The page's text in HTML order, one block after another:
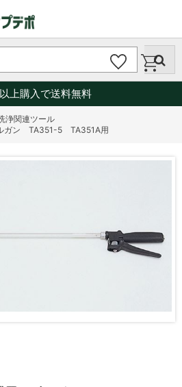
以上購入で送料無料
浄関連ツール
ガン TA351-5 TA351A用